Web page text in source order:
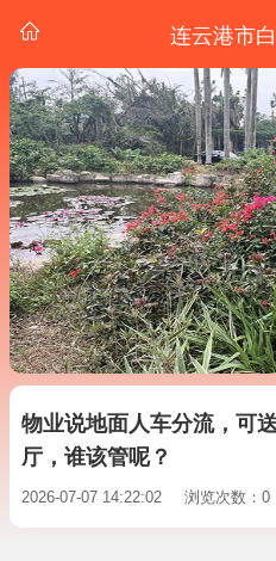
连云港市
物业说地面人车分流，可
厅，谁该管呢？
2026-07-07 14:22:02 浏览次数：0